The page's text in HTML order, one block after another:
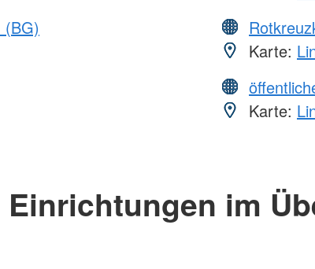
(BG)
Karte:
Karte:
Einrichtungen im